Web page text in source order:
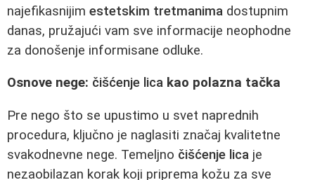
najefikasnijim estetskim tretmanima dostupnim
danas, pružajući vam sve informacije neophodne
za donošenje informisane odluke.
Osnove nege: čišćenje lica kao polazna tačka
Pre nego što se upustimo u svet naprednih
procedura, ključno je naglasiti značaj kvalitetne
svakodnevne nege. Temeljno čišćenje lica je
nezaobilazan korak koji priprema kožu za sve